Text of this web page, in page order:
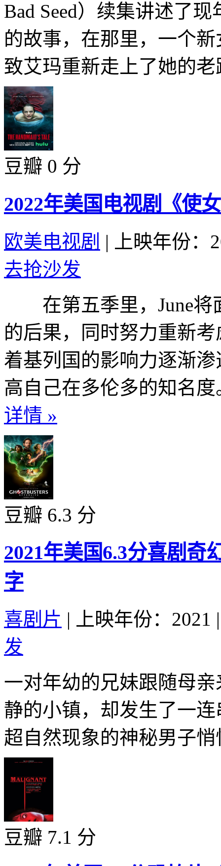
Bad Seed）续集讲述了
的故事，在那里，一个
致艾玛重新走上了她的
豆瓣 0 分
2022年美国电视剧《使
欧美电视剧 |
上映年份：
去抢沙发
在第五季里，June将
的后果，同时努力重新
着基列国的影响力逐渐渗
高自己在多伦多的知名
详情 »
豆瓣 6.3 分
2021年美国6.3分喜剧奇
字
喜剧片 | 上映年份：2021 |
发
一对年幼的兄妹跟随母
静的小镇，却发生了一
超自然现象的神秘男子
豆瓣 7.1 分